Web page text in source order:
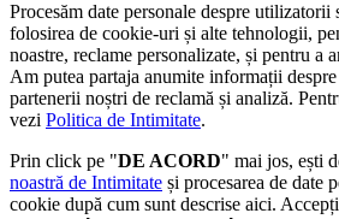
Procesăm date personale despre
folosirea de cookie-uri și alte tehnologii,
noastre, reclame personalizate, și pentru a
Am putea partaja anumite informații
partenerii noștri de reclamă și analiză.
vezi Politica de Intimitate.
Prin click pe "DE ACORD" mai jos, ești
noastră de Intimitate și procesarea de date
cookie după cum sunt descrise aici.